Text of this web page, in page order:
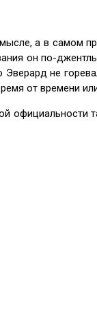
а в самом
он по-
не
от времени